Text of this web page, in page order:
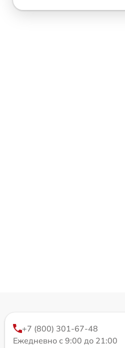
+7 (800) 301-67-48
Ежедневно с 9:00 до 21:00